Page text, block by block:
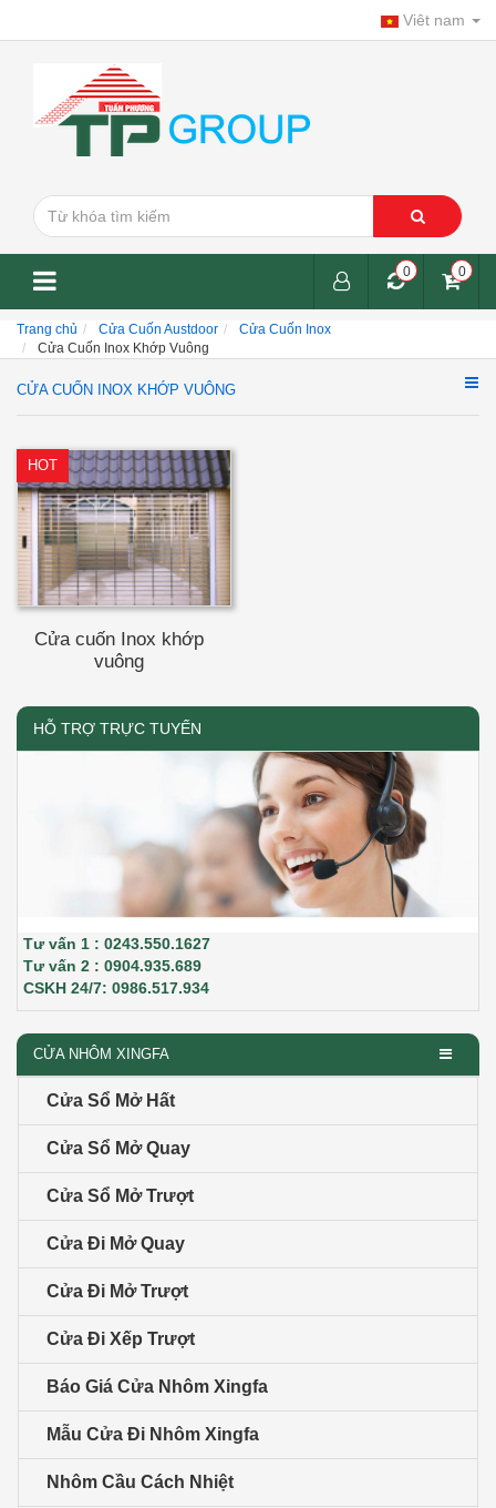
Viêt nam
0
0
Trang chủ Cửa Cuốn Austdoor
Cửa Cuốn Inox
Cửa Cuốn Inox Khớp Vuông
CỬA CUỐN INOX KHỚP VUÔNG
HOT
Cửa cuốn Inox khớp
vuông
HỖ TRỢ TRỰC TUYẾN
Tư vấn 1 : 0243.550.1627
Tư vấn 2 : 0904.935.689
CSKH 24/7: 0986.517.934
CỬA NHÔM XINGFA
Cửa Sổ Mở Hất
Cửa Sổ Mở Quay
Cửa Sổ Mở Trượt
Cửa Đi Mở Quay
Cửa Đi Mở Trượt
Cửa Đi Xếp Trượt
Báo Giá Cửa Nhôm Xingfa
Mẫu Cửa Đi Nhôm Xingfa
Nhôm Cầu Cách Nhiệt